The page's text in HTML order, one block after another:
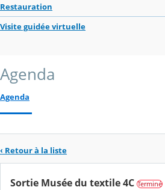
Restauration
Visite guidée virtuelle
Agenda
Agenda
‹ Retour à la liste
Sortie Musée du textile 4C Terminé